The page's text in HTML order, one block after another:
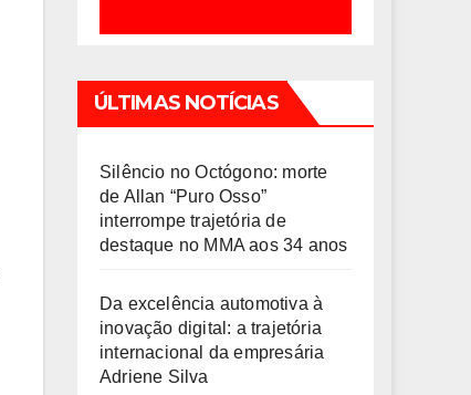
ÚLTIMAS NOTÍCIAS
Silêncio no Octógono: morte
de Allan “Puro Osso”
interrompe trajetória de
destaque no MMA aos 34 anos
Da excelência automotiva à
inovação digital: a trajetória
internacional da empresária
Adriene Silva